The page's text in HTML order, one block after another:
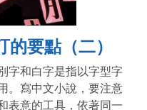
要點（二）
字和白字是指以字型字
。寫中文小說，要注意
表意的工具，依著同一